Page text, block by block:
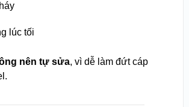
lúc tối
nên tự sửa, vì dễ làm đứt cáp